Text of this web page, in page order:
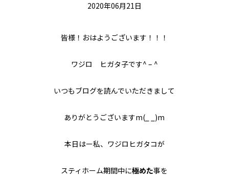
2020年06月21日
皆様！おはようございます！！！
ワジロ ヒガタ子です^ – ^
いつもブログを読んでいただきまして
ありがとうございますm(_ _)m
本日はー私、ワジロヒガタコが
スティホーム期間中に極めた事を